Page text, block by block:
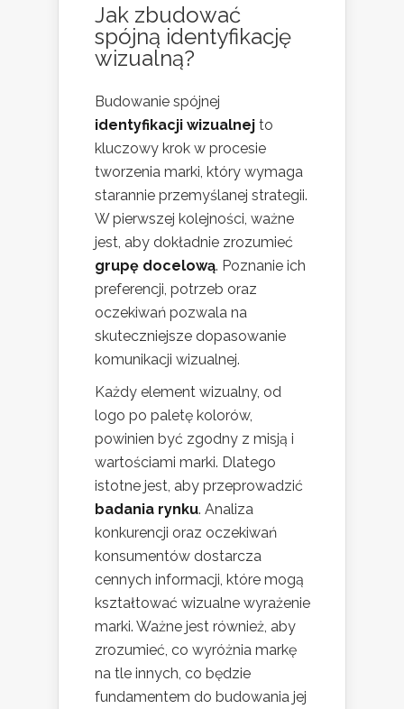
Jak zbudować
spójną identyfikację
wizualną?
Budowanie spójnej
identyfikacji wizualnej to
kluczowy krok w procesie
tworzenia marki, który wymaga
starannie przemyślanej strategii.
W pierwszej kolejności, ważne
jest, aby dokładnie zrozumieć
grupę docelową. Poznanie ich
preferencji, potrzeb oraz
oczekiwań pozwala na
skuteczniejsze dopasowanie
komunikacji wizualnej.
Każdy element wizualny, od
logo po paletę kolorów,
powinien być zgodny z misją i
wartościami marki. Dlatego
istotne jest, aby przeprowadzić
badania rynku. Analiza
konkurencji oraz oczekiwań
konsumentów dostarcza
cennych informacji, które mogą
kształtować wizualne wyrażenie
marki. Ważne jest również, aby
zrozumieć, co wyróżnia markę
na tle innych, co będzie
fundamentem do budowania jej